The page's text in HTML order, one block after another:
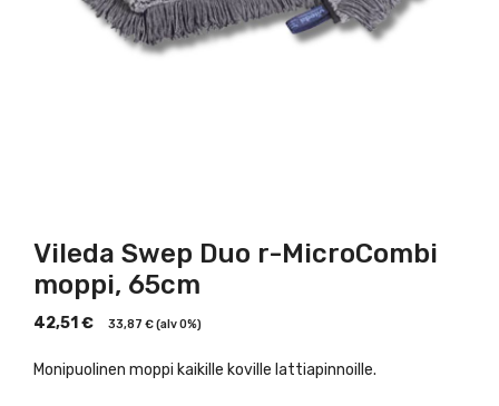
Vileda Swep Duo r-MicroCombi
moppi, 65cm
42,51 € 33,87 €(alv 0%)
Monipuolinen moppi kaikille koville lattiapinnoille.